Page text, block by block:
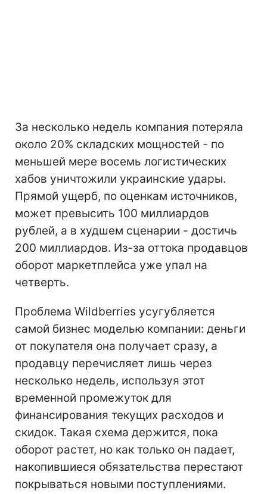
За несколько недель компания потеряла
около 20% складских мощностей - по
меньшей мере восемь логистических
хабов уничтожили украинские удары.
Прямой ущерб, по оценкам источников,
может превысить 100 миллиардов
рублей, а в худшем сценарии - достичь
200 миллиардов. Из-за оттока продавцов
оборот маркетплейса уже упал на
четверть.
Проблема Wildberries усугубляется
самой бизнес моделью компании: деньги
от покупателя она получает сразу, а
продавцу перечисляет лишь через
несколько недель, используя этот
временной промежуток для
финансирования текущих расходов и
скидок. Такая схема держится, пока
оборот растет, но как только он падает,
накопившиеся обязательства перестают
покрываться новыми поступлениями.